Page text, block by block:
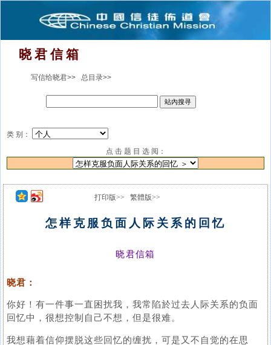
晓 君 信 箱
写信给晓君>> 总目录>>
类 别：
点 击 题 目 选 阅：
打印版>> 繁體版>>
怎样克服负面人际关系的回忆
晓君信箱
晓君：
你好！有一件事一直困扰我，我常陷於过去人际关系的负面
回忆中，很想控制自己不想，但是很难。
我想藉着信仰摆脱这些回忆的缠扰，可是又不自觉的在思